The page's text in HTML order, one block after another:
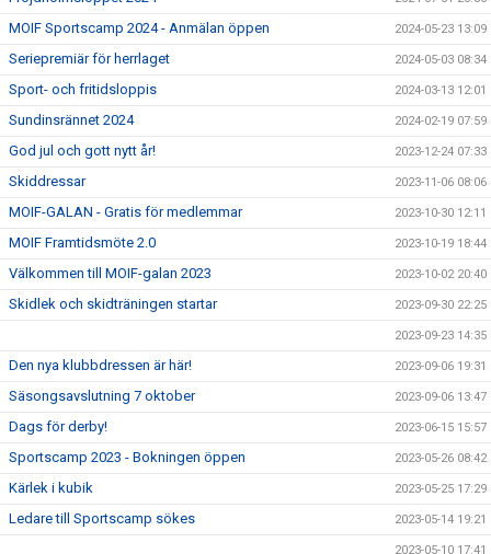
MOIF Sportscamp 2024 - Anmälan öppen 2024-05-23 13:09
Seriepremiär för herrlaget 2024-05-03 08:34
Sport- och fritidsloppis 2024-03-13 12:01
Sundinsrännet 2024 2024-02-19 07:59
God jul och gott nytt år! 2023-12-24 07:33
Skiddressar 2023-11-06 08:06
MOIF-GALAN - Gratis för medlemmar 2023-10-30 12:11
MOIF Framtidsmöte 2.0 2023-10-19 18:44
Välkommen till MOIF-galan 2023 2023-10-02 20:40
Skidlek och skidträningen startar 2023-09-30 22:25
2023-09-23 14:35
Den nya klubbdressen är här! 2023-09-06 19:31
Säsongsavslutning 7 oktober 2023-09-06 13:47
Dags för derby! 2023-06-15 15:57
Sportscamp 2023 - Bokningen öppen 2023-05-26 08:42
Kärlek i kubik 2023-05-25 17:29
Ledare till Sportscamp sökes 2023-05-14 19:21
2023-05-10 17:41